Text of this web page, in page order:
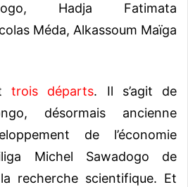
Hadja Fatimata
Méda, Alkassoum Maïga
trois départs. Il s’agit de
désormais ancienne
de l’économie
Michel Sawadogo de
recherche scientifique. Et